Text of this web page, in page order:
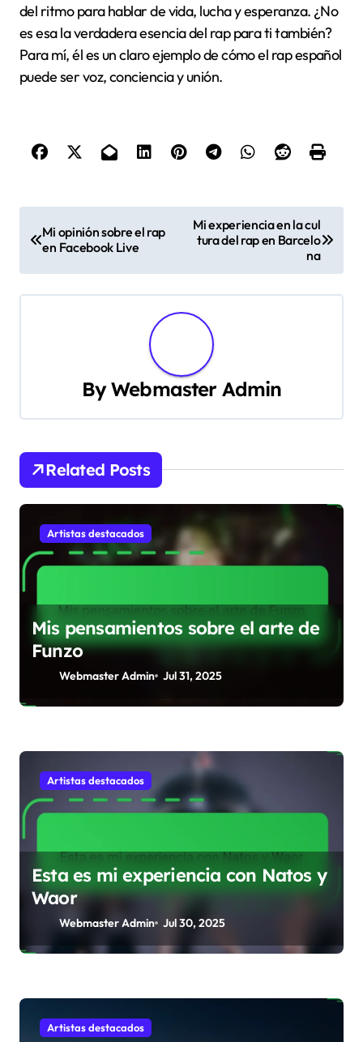
del ritmo para hablar de vida, lucha y esperanza. ¿No
es esa la verdadera esencia del rap para ti también?
Para mí, él es un claro ejemplo de cómo el rap español
puede ser voz, conciencia y unión.
s
v
i
g
t
i
o
n
Mi opinión sobre el rap
en Facebook Live
Mi experiencia en la cul
tura del rap en Barcelo
na
ByWebmaster Admin
Related Posts
Artistas destacados
Mis pensamientos sobre el arte de
Funzo
Webmaster Admin Jul 31, 2025
Artistas destacados
Esta es mi experiencia con Natos y
Waor
Webmaster Admin Jul 30, 2025
Artistas destacados